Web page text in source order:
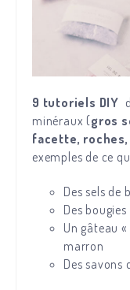
9 tutoriels DIY
minéraux (gros
facette,
exemples de ce
Des sels de
Des
Un gâteau
marron
Des savons